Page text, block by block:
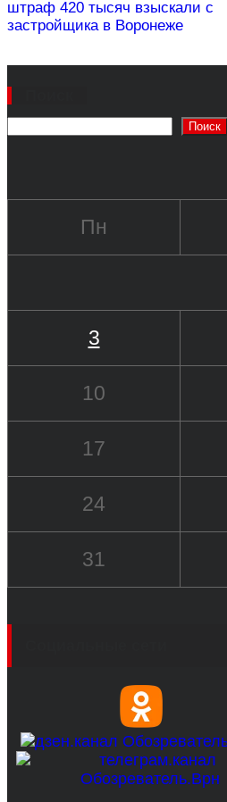
штраф 420 тысяч взыскали с
застройщика в Воронеже
Поиск
Пн
3
10
17
24
31